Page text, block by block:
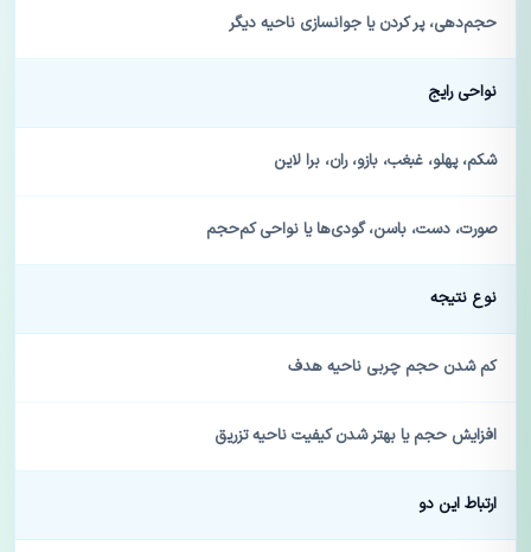
حجم‌دهی، پر کردن یا جوانسازی ناحیه دیگر
نواحی رایج
شکم، پهلو، غبغب، بازو، ران، برا لاین
صورت، دست، باسن، گودی‌ها یا نواحی کم‌حجم
نوع نتیجه
کم شدن حجم چربی ناحیه هدف
افزایش حجم یا بهتر شدن کیفیت ناحیه تزریق
ارتباط این دو